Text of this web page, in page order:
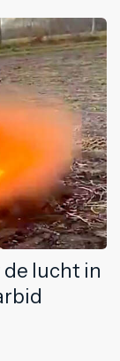
lucht in